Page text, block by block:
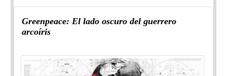
Greenpeace: El lado oscuro del guerrero
arcoíris